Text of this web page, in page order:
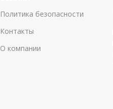
Политика безопасности
Контакты
О компании